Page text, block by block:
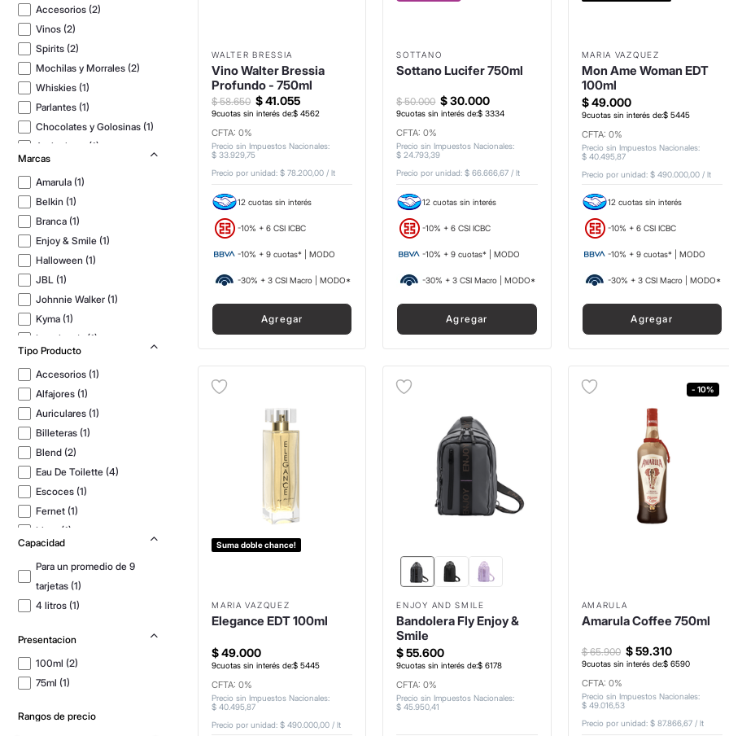
Accesorios (2)
Vinos (2)
Spirits (2)
Mochilas y Morrales (2)
Whiskies (1)
Parlantes (1)
Chocolates y Golosinas (1)
Auriculares
(1)
Marcas
Amarula (1)
Belkin (1)
Branca (1)
Enjoy & Smile (1)
Halloween (1)
JBL (1)
Johnnie Walker (1)
Kyma (1)
Lucciano's
(1)
Maria Vazquez
Mostrar 5 más
Tipo Producto
Accesorios (1)
Alfajores (1)
Auriculares (1)
Billeteras (1)
Blend (2)
Eau De Toilette (4)
Escoces (1)
Fernet (1)
Licor
(1)
Mochilas
Capacidad
Para un promedio de 9
tarjetas (1)
4 litros (1)
Presentacion
100ml (2)
75ml (1)
Rangos de precio
WALTER BRESSIA
Vino Walter Bressia
Profundo - 750ml
$41.055
$ 58.650
9cuotas sin interés de:$ 4562
CFTA: 0%
Precio sin Impuestos Nacionales:
$ 33.929,75
Precio por unidad:$ 78.200,00 /lt
12 cuotas sin interés
-10% + 6 CSI ICBC
-10% + 9 cuotas* | MODO
-30% + 3 CSI Macro | MODO*
Agregar
SOTTANO
Sottano Lucifer 750ml
$30.000
$ 50.000
9cuotas sin interés de:$ 3334
CFTA: 0%
Precio sin Impuestos Nacionales:
$ 24.793,39
Precio por unidad:$ 66.666,67 /lt
12 cuotas sin interés
-10% + 6 CSI ICBC
-10% + 9 cuotas* | MODO
-30% + 3 CSI Macro | MODO*
Agregar
MARIA VAZQUEZ
Mon Ame Woman EDT
100ml
$ 49.000
9cuotas sin interés de:$ 5445
CFTA: 0%
Precio sin Impuestos Nacionales:
$ 40.495,87
Precio por unidad: $ 490.000,00/ lt
12 cuotas sin interés
-10% + 6 CSI ICBC
-10% + 9 cuotas* | MODO
-30% + 3 CSI Macro | MODO*
Agregar
Suma doble chance!
MARIA VAZQUEZ
Elegance EDT 100ml
$49.000
9cuotas sin interés de:$ 5445
CFTA: 0%
Precio sin Impuestos Nacionales:
$ 40.495,87
Precio por unidad:$ 490.000,00 /lt
ENJOY AND SMILE
Bandolera Fly Enjoy &
Smile
$55.600
9cuotas sin interés de:$ 6178
CFTA: 0%
Precio sin Impuestos Nacionales:
$ 45.950,41
- 10%
AMARULA
Amarula Coffee 750ml
$ 59.310
$ 65.900
9cuotas sin interés de:$ 6590
CFTA: 0%
Precio sin Impuestos Nacionales:
$ 49.016,53
Precio por unidad: $ 87.866,67/ lt